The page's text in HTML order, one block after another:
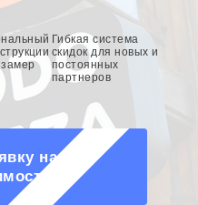
Гибкая система
скидок для новых и
постоянных
партнеров
на